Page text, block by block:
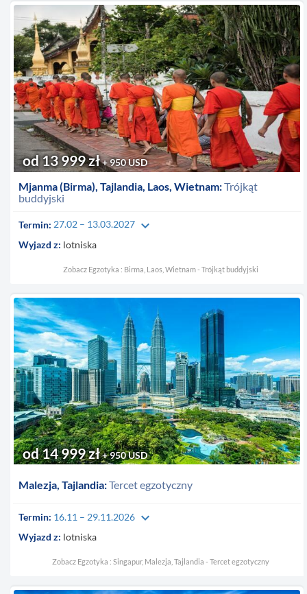
Mjanma (Birma), Tajlandia, Laos, Wietnam:Trójkąt
buddyjski
od 13 999 zł+ 950 USD
Termin: 27.02 – 13.03.2027 keyboard_arrow_down
Wyjazd z: lotniska
Zobacz Egzotyka : Birma, Laos, Wietnam - Trójkąt buddyjski
Malezja, Tajlandia:Tercet egzotyczny
od 14 999 zł+ 950 USD
Termin: 16.11 – 29.11.2026 keyboard_arrow_down
Wyjazd z: lotniska
Zobacz Egzotyka : Singapur, Malezja, Tajlandia - Tercet egzotyczny